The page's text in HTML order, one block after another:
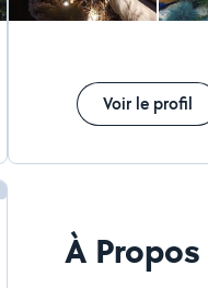
Voir le profil
À